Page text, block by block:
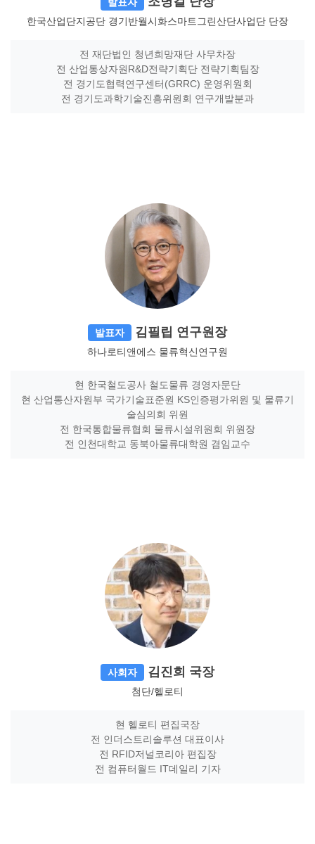
발표자
한국산업단지공단 경기반월시화스마트그린산단사업단 단장
전 재단법인 청년희망재단 사무차장
전 산업통상자원R&D전략기획단 전략기획팀장
전 경기도협력연구센터(GRRC) 운영위원회
전 경기도과학기술진흥위원회 연구개발분과
발표자 김필립 연구원장
하나로티앤에스 물류혁신연구원
현 한국철도공사 철도물류 경영자문단
현 산업통산자원부 국가기술표준원 KS인증평가위원 및 물류기
술심의회 위원
전 한국통합물류협회 물류시설위원회 위원장
전 인천대학교 동북아물류대학원 겸임교수
사회자 김진희 국장
첨단/헬로티
현 헬로티 편집국장
전 인더스트리솔루션 대표이사
전 RFID저널코리아 편집장
전 컴퓨터월드 IT데일리 기자